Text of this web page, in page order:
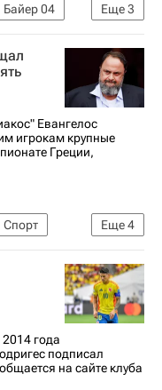
Еще3
Байер 04
Спорт
Евангелос
игрокам крупные
Греции,
Еще4
Спорт
года
подписал
на сайте клуба